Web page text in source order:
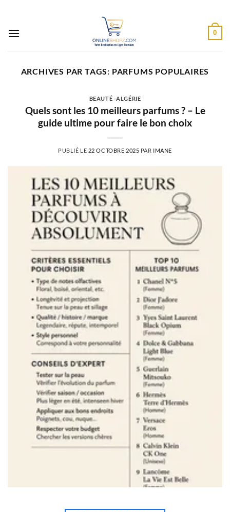
contenu
0
ARCHIVES PAR TAGS: PARFUMS POPULAIRES
BEAUTÉ -ALGÉRIE
Quels sont les 10 meilleurs parfums ? – Le
guide ultime pour faire le bon choix
PUBLIÉ LE 22 OCTOBRE 2025 PAR IMANE